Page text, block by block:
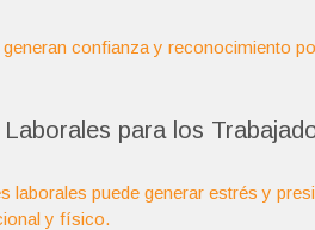
confianza y reconocimiento
para los
laborales puede generar estrés y
y físico.